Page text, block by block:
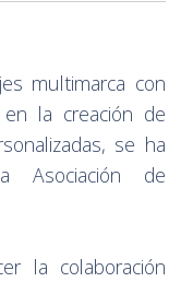
multimarca con
la creación de
se ha
Asociación de
la colaboración